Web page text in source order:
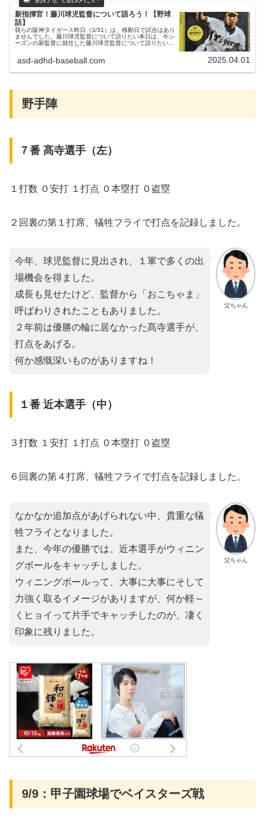
新指揮官！藤川球児監督について語ろう！【野球
話】
我らの阪神タイガース昨日（3/31）は、移動日で試合はあり
ませんでした。藤川球児監督について語りたい本日は、今シ
ーズンの新監督に就任した藤川球児監督について語りたいと
asd-adhd-baseball.com 2025.04.01
野手陣
７番 髙寺選手（左）
１打数 ０安打 １打点 ０本塁打 ０盗塁
２回裏の第１打席、犠牲フライで打点を記録しました。
父ちゃん
今年、球児監督に見出され、１軍で多くの出
場機会を得ました。
成長も見せたけど、監督から「おこちゃま」
呼ばわりされたこともありました。
２年前は優勝の輪に居なかった髙寺選手が、
打点をあげる。
何か感慨深いものがありますね！
１番 近本選手（中）
３打数 １安打 １打点 ０本塁打 ０盗塁
６回裏の第４打席、犠牲フライで打点を記録しました。
父ちゃん
なかなか追加点があげられない中、貴重な犠
牲フライとなりました。
また、今年の優勝では、近本選手がウィニン
グボールをキャッチしました。
ウィニングボールって、大事に大事にそして
力強く取るイメージがありますが、何か軽～
くヒョイって片手でキャッチしたのが、凄く
印象に残りました。
9/9：甲子園球場でベイスターズ戦